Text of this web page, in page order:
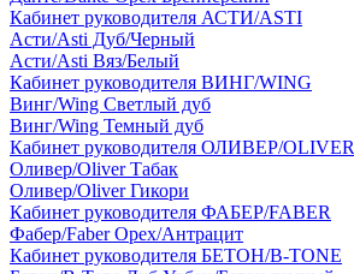
Кабинет руководителя АСТИ/ASTI
Асти/Asti Дуб/Черный
Асти/Asti Вяз/Белый
Кабинет руководителя ВИНГ/WING
Винг/Wing Светлый дуб
Винг/Wing Темный дуб
Кабинет руководителя ОЛИВЕР/OLIVER
Оливер/Oliver Табак
Оливер/Oliver Гикори
Кабинет руководителя ФАБЕР/FABER
Фабер/Faber Орех/Антрацит
Кабинет руководителя БЕТОН/B-TONE